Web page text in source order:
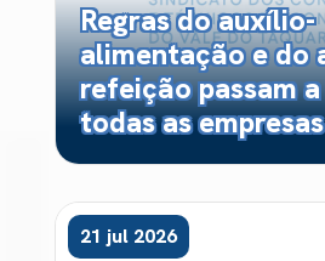
Regras do auxílio-
alimentação e do
refeição passam
todas as empresas
21 jul 2026